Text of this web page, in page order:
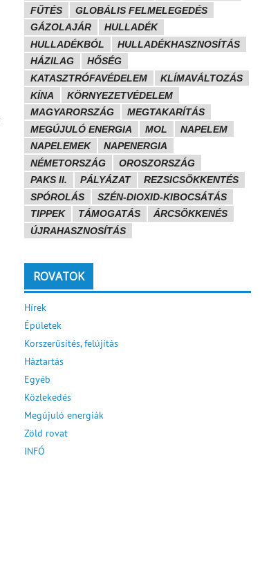
FŰTÉS
GLOBÁLIS FELMELEGEDÉS
GÁZOLAJÁR
HULLADÉK
HULLADÉKBÓL
HULLADÉKHASZNOSÍTÁS
HÁZILAG
HŐSÉG
KATASZTRÓFAVÉDELEM
KLÍMAVÁLTOZÁS
KÍNA
KÖRNYEZETVÉDELEM
MAGYARORSZÁG
MEGTAKARÍTÁS
MEGÚJULÓ ENERGIA
MOL
NAPELEM
NAPELEMEK
NAPENERGIA
NÉMETORSZÁG
OROSZORSZÁG
PAKS II.
PÁLYÁZAT
REZSICSÖKKENTÉS
SPÓROLÁS
SZÉN-DIOXID-KIBOCSÁTÁS
TIPPEK
TÁMOGATÁS
ÁRCSÖKKENÉS
ÚJRAHASZNOSÍTÁS
ROVATOK
Hírek
Épületek
Korszerűsítés, felújítás
Háztartás
Egyéb
Közlekedés
Megújuló energiák
Zöld rovat
INFÓ